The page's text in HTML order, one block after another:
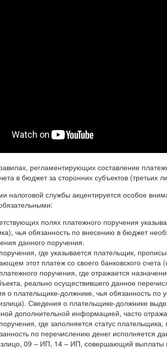
регламентирующих составление
в бюджет за сторонних субъектов (третьих
налоговой службы акцентируется особое
полях платежного поручения
чья обязанность по внесению в бюджет
данного поручения.
где указывается плательщик,
этот платеж со своего банковского
поручения, где отражается
реально осуществившего данное
о плательщике-должнике, чья обязанность по
Сведения о плательщике-должнике
дополнительной информацией, часто
где заполняется статус плательщика,
по перечислению денег
09 – ИП, 14 – ИП, совершающий выплаты